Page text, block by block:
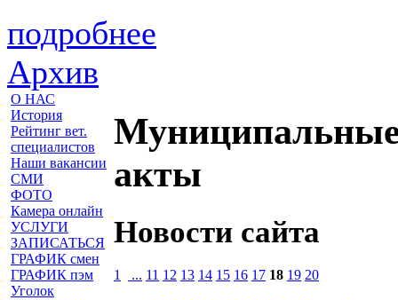
подробнее
Архив
О НАС
История
Рейтинг вет.
специалистов
Наши вакансии
СМИ
ФОТО
Камера онлайн
УСЛУГИ
ЗАПИСАТЬСЯ
ГРАФИК смен
ГРАФИК пэм
Уголок
акты
Новости сайта
1 ... 11 12 13 14 15 16 17 18 19 20